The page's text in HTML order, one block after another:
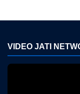
VIDEO JATI